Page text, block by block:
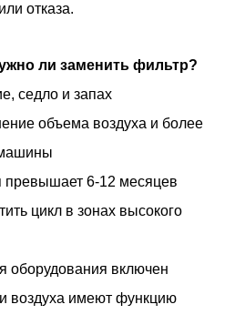
отказа.
ли заменить фильтр?
седло и запах
объема воздуха и более
превышает 6-12 месяцев
цикл в зонах высокого
оборудования включен
воздуха имеют функцию